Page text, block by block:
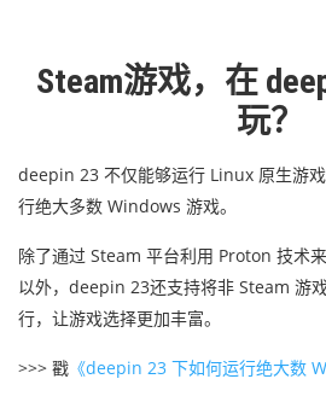
Steam游戏，在
玩？
deepin 23 不仅能够运行 Linux 原生游
行绝大多数 Windows 游戏。
除了通过 Steam 平台利用 Proton 技术
以外，deepin 23还支持将非 Steam 游
行，让游戏选择更加丰富。
>>> 戳 《deepin 23 下如何运行绝大数